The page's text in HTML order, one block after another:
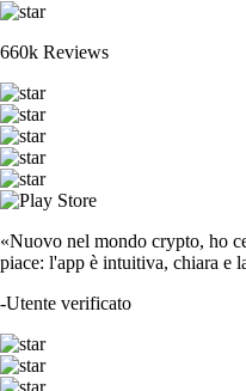
660k Reviews
«Nuovo nel mondo crypto, ho
piace: l'app è intuitiva, chiara e
-Utente verificato